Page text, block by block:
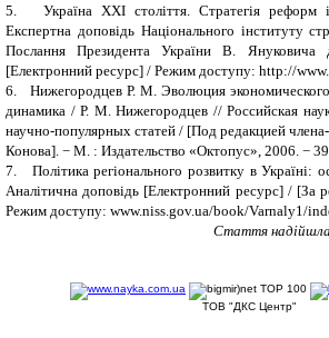
5.
Україна ХХІ століття. Стратегія реформ і
Експертна доповідь Національного інституту
Послання Президента України В. Януковича
[Електронний ресурс] / Режим доступу: http://
6.
Нижегородцев Р. М. Эволюция
динамика / Р. М. Нижегородцев // Российская
научно-популярных статей / [Под редакцией
Конова]. − М. : Издательство «Октопус», 2006. −
7.
Політика регіонального розвитку в Україні:
Аналітична доповідь [Електронний ресурс] /[За
Режим доступу: www.niss.gov.ua/book/Varnaly1/
Стаття надійшла
ТОВ "ДКС Центр"